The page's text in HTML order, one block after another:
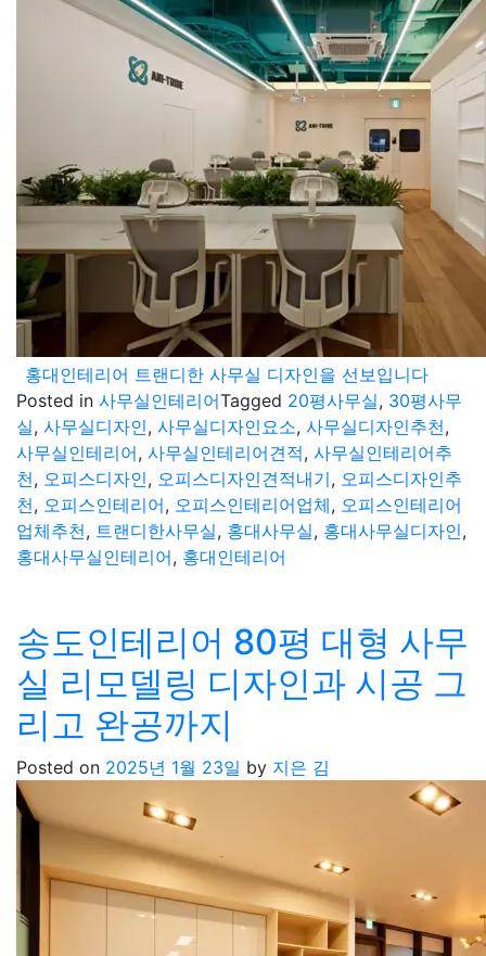
홍대인테리어 트랜디한 사무실 디자인을 선보입니다
Posted in 사무실인테리어Tagged 20평사무실, 30평사무
실, 사무실디자인, 사무실디자인요소, 사무실디자인추천,
사무실인테리어, 사무실인테리어견적, 사무실인테리어추
천, 오피스디자인, 오피스디자인견적내기, 오피스디자인추
천, 오피스인테리어, 오피스인테리어업체, 오피스인테리어
업체추천, 트랜디한사무실, 홍대사무실, 홍대사무실디자인,
홍대사무실인테리어, 홍대인테리어
송도인테리어 80평 대형 사무
실 리모델링 디자인과 시공 그
리고 완공까지
Posted on 2025년 1월 23일 by 지은 김